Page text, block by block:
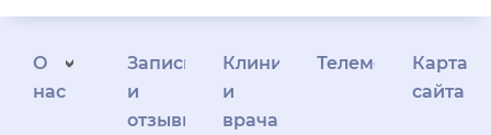
О
нас
Запись
и
отзывы
Клиникам
и
врачам
Телемедицина
Карта
сайта